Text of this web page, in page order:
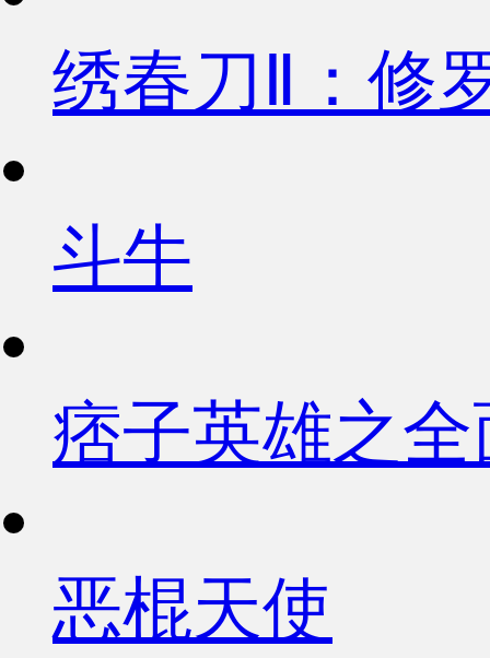
绣春刀Ⅱ：修
斗牛
痞子英雄之
恶棍天使